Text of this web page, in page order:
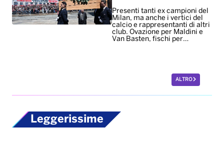
Presenti tanti ex campioni del
Milan, ma anche i vertici del
calcio e rappresentanti di altri
club. Ovazione per Maldini e
Van Basten, fischi per…
ALTRO
Leggerissime